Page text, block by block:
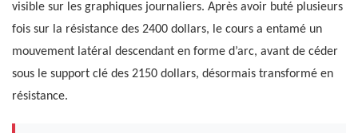
visible sur les graphiques journaliers. Après avoir buté plusieurs
fois sur la résistance des 2400 dollars, le cours a entamé un
mouvement latéral descendant en forme d’arc, avant de céder
sous le support clé des 2150 dollars, désormais transformé en
résistance.